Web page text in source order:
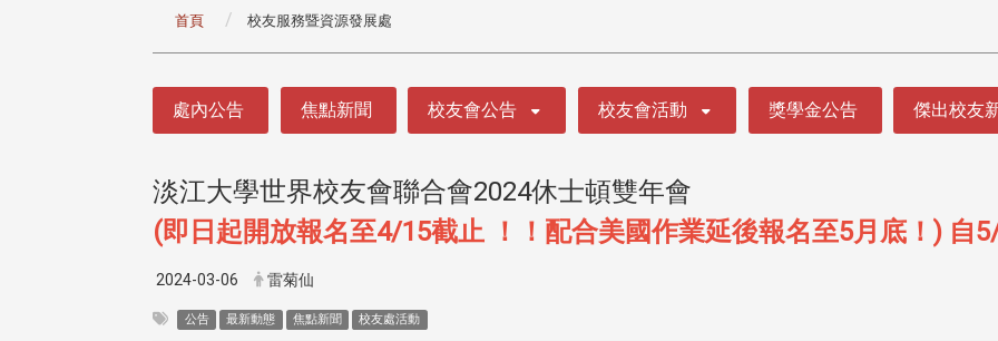
首頁 校友服務暨資源發展處
處內公告 焦點新聞 校友會公告 校友會活動 獎學金公告 傑出校友
淡江大學世界校友會聯合會2024休士頓雙年會
(即日起開放報名至4/15截止 ！！配合美國作業延後報名至5月底！) 自
2024-03-06 雷菊仙
公告 最新動態 焦點新聞 校友處活動